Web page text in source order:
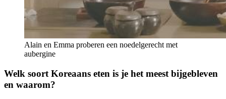
Alain en Emma proberen een noedelgerecht met
aubergine
Welk soort Koreaans eten is je het meest bijgebleven
en waarom?